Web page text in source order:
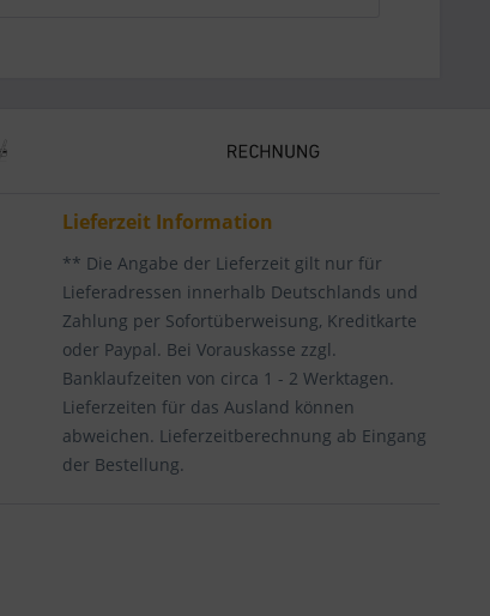
Lieferzeit Information
** Die Angabe der Lieferzeit gilt nur für
Lieferadressen innerhalb Deutschlands und
Zahlung per Sofortüberweisung, Kreditkarte
oder Paypal. Bei Vorauskasse zzgl.
Banklaufzeiten von circa 1 - 2 Werktagen.
Lieferzeiten für das Ausland können
abweichen. Lieferzeitberechnung ab Eingang
der Bestellung.